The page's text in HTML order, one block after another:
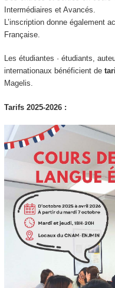
Intermédiaires et Avancés.
L’inscription donne également
Française.
Les étudiantes · étudiants,
internationaux bénéficient de
Magelis.
Tarifs 2025-2026 :